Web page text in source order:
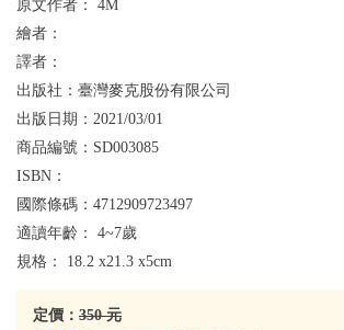
原文作者： 4M
繪者：
譯者：
出版社： 臺灣麥克股份有限公司
出版日期： 2021/03/01
商品編號： SD003085
ISBN：
國際條碼： 4712909723497
適讀年齡： 4~7歲
規格： 18.2 x21.3 x5cm
定價： 350 元